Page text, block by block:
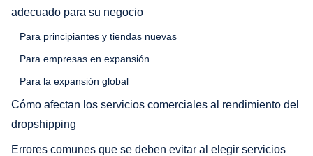
adecuado para su negocio
Para principiantes y tiendas nuevas
Para empresas en expansión
Para la expansión global
Cómo afectan los servicios comerciales al rendimiento del
dropshipping
Errores comunes que se deben evitar al elegir servicios